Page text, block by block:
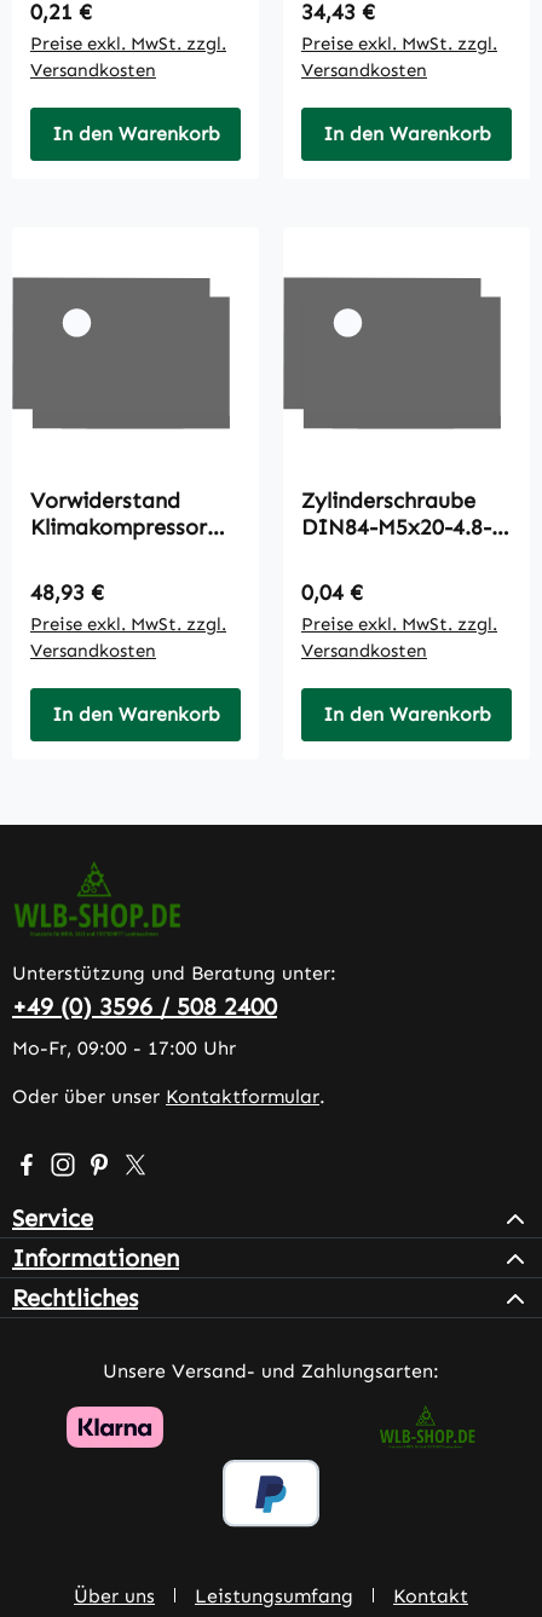
Regulärer Preis:
0,21 €
Preise exkl. MwSt. zzgl.
Versandkosten
In den Warenkorb
Regulärer Preis:
34,43 €
Preise exkl. MwSt. zzgl.
Versandkosten
In den Warenkorb
Vorwiderstand
Klimakompressor
Regulärer Preis:
48,93 €
Preise exkl. MwSt. zzgl.
Versandkosten
In den Warenkorb
Zylinderschraube
DIN84-M5x20-4.8-
Regulärer Preis:
0,04 €
Preise exkl. MwSt. zzgl.
Versandkosten
In den Warenkorb
Unterstützung und Beratung unter:
+49 (0) 3596 / 508 2400
Mo-Fr, 09:00 - 17:00 Uhr
Oder über unser Kontaktformular.
Besuche uns auf Facebook – öffnet in neuem Tab
Schau auf Instagram vorbei – öffnet in neuem Tab
Lass dich auf Pinterest inspirieren – öffnet in
Folge uns auf X – öffnet in neuem Tab
Service
Informationen
Rechtliches
Unsere Versand- und Zahlungsarten:
Über uns Leistungsumfang Kontakt